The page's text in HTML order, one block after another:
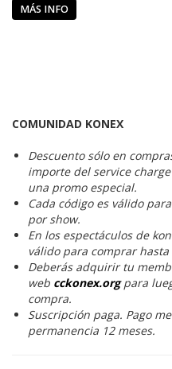
MÁS INFO
COMUNIDAD KONEX
Descuento sólo en
importe del service
una promo especial.
Cada código es válido
por show.
En los espectáculos de
válido para comprar
Deberás adquirir tu
web cckonex.org para
compra.
Suscripción paga. Pago
permanencia 12 meses.